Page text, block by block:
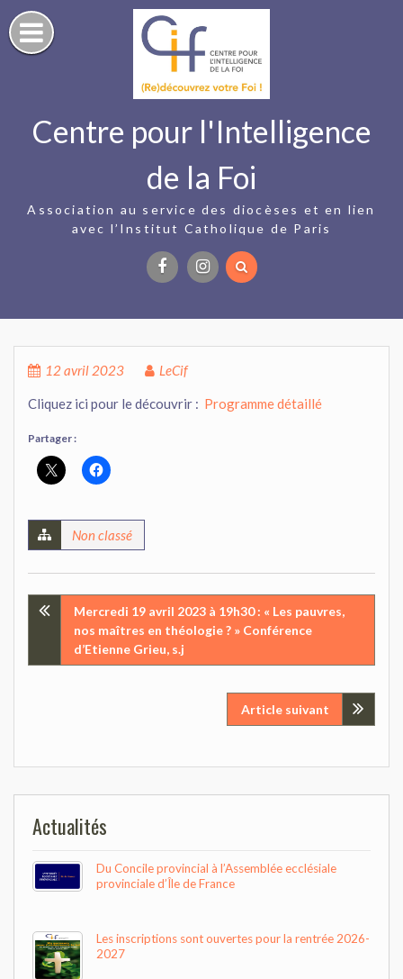
Skip
to
content
Centre pour l'Intelligence
de la Foi
Association au service des diocèses et en lien
avec l’Institut Catholique de Paris
12 avril 2023 LeCif
Cliquez ici pour le découvrir : Programme détaillé
Partager :
Non classé
Navigation
Mercredi 19 avril 2023 à 19h30 : « Les pauvres,
nos maîtres en théologie ? » Conférence
d’Etienne Grieu, s.j
Article suivant
Actualités
Du Concile provincial à l’Assemblée ecclésiale
provinciale d’Île de France
Les inscriptions sont ouvertes pour la rentrée 2026-
2027